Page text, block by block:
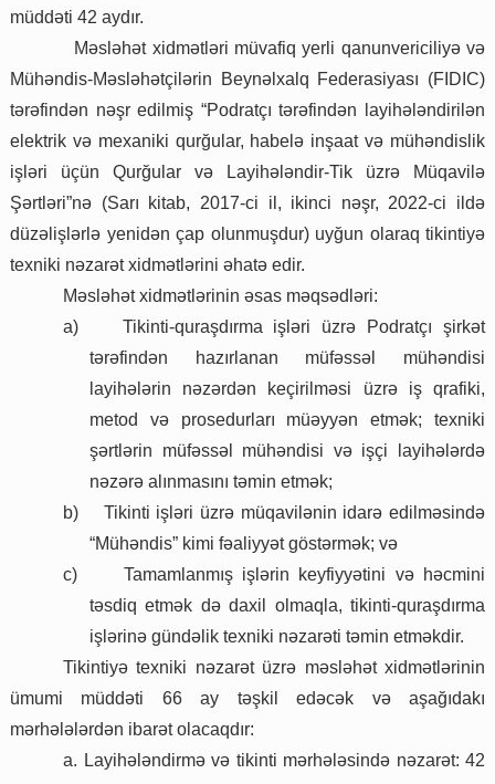
müddəti 42 aydır.
Məsləhət xidmətləri müvafiq yerli qanunvericiliyə və
Mühəndis-Məsləhətçilərin Beynəlxalq Federasiyası (FIDIC)
tərəfindən nəşr edilmiş “Podratçı tərəfindən layihələndirilən
elektrik və mexaniki qurğular, habelə inşaat və mühəndislik
işləri üçün Qurğular və Layihələndir-Tik üzrə Müqavilə
Şərtləri”nə (Sarı kitab, 2017-ci il, ikinci nəşr, 2022-ci ildə
düzəlişlərlə yenidən çap olunmuşdur) uyğun olaraq tikintiyə
texniki nəzarət xidmətlərini əhatə edir.
Məsləhət xidmətlərinin əsas məqsədləri:
a)
Tikinti-quraşdırma işləri üzrə Podratçı şirkət
tərəfindən hazırlanan müfəssəl mühəndisi
layihələrin nəzərdən keçirilməsi üzrə iş qrafiki,
metod və prosedurları müəyyən etmək; texniki
şərtlərin müfəssəl mühəndisi və işçi layihələrdə
nəzərə alınmasını təmin etmək;
b)
Tikinti işləri üzrə müqavilənin idarə edilməsində
“Mühəndis” kimi fəaliyyət göstərmək; və
c)
Tamamlanmış işlərin keyfiyyətini və həcmini
təsdiq etmək də daxil olmaqla, tikinti-quraşdırma
işlərinə gündəlik texniki nəzarəti təmin etməkdir.
Tikintiyə texniki nəzarət üzrə məsləhət xidmətlərinin
ümumi müddəti 66 ay təşkil edəcək və aşağıdakı
mərhələlərdən ibarət olacaqdır:
a. Layihələndirmə və tikinti mərhələsində nəzarət: 42